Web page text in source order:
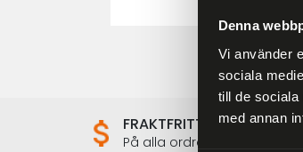
Denna
Vi använder
sociala
till de
med annan
FRAKTFRITT
På alla ordrar över 2000 kr